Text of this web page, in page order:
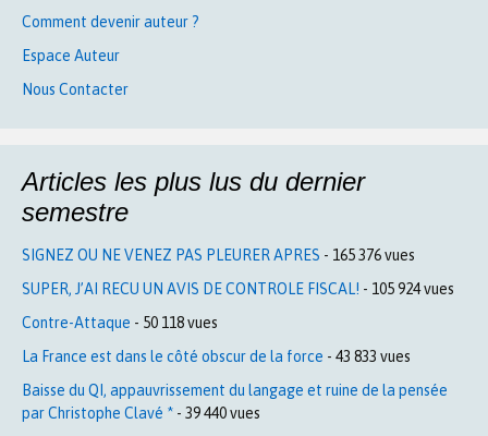
Comment devenir auteur ?
Espace Auteur
Nous Contacter
Articles les plus lus du dernier
semestre
SIGNEZ OU NE VENEZ PAS PLEURER APRES - 165 376 vues
SUPER, J’AI RECU UN AVIS DE CONTROLE FISCAL! - 105 924 vues
Contre-Attaque - 50 118 vues
La France est dans le côté obscur de la force - 43 833 vues
Baisse du QI, appauvrissement du langage et ruine de la pensée
par Christophe Clavé * - 39 440 vues